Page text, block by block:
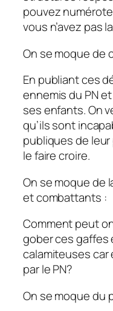
pouvez
vous n’avez pas
On se moque de
En publiant ces
ennemis du PN
ses enfants. On
qu’ils sont
publiques de
le faire croire.
On se moque de
et combattants :
Comment peut
gober ces gaffes
calamiteuses
par le PN?
On se moque du